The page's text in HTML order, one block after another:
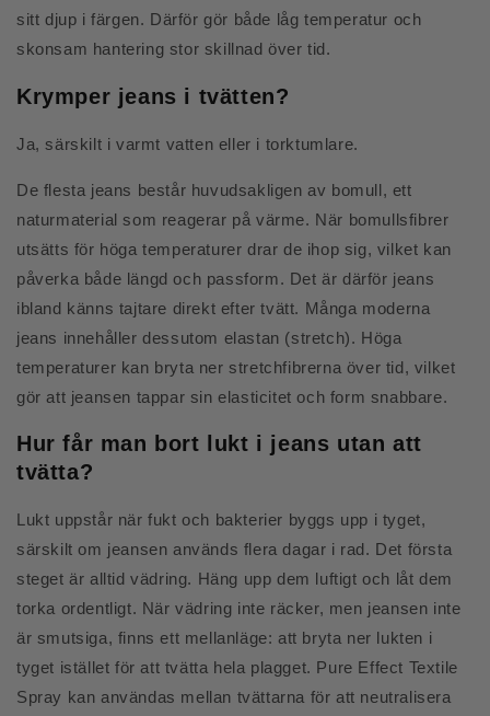
sitt djup i färgen. Därför gör både låg temperatur och
skonsam hantering stor skillnad över tid.
Krymper jeans i tvätten?
Ja, särskilt i varmt vatten eller i torktumlare.
De flesta jeans består huvudsakligen av bomull, ett
naturmaterial som reagerar på värme. När bomullsfibrer
utsätts för höga temperaturer drar de ihop sig, vilket kan
påverka både längd och passform. Det är därför jeans
ibland känns tajtare direkt efter tvätt. Många moderna
jeans innehåller dessutom elastan (stretch). Höga
temperaturer kan bryta ner stretchfibrerna över tid, vilket
gör att jeansen tappar sin elasticitet och form snabbare.
Hur får man bort lukt i jeans utan att
tvätta?
Lukt uppstår när fukt och bakterier byggs upp i tyget,
särskilt om jeansen används flera dagar i rad. Det första
steget är alltid vädring. Häng upp dem luftigt och låt dem
torka ordentligt. När vädring inte räcker, men jeansen inte
är smutsiga, finns ett mellanläge: att bryta ner lukten i
tyget istället för att tvätta hela plagget. Pure Effect Textile
Spray kan användas mellan tvättarna för att neutralisera